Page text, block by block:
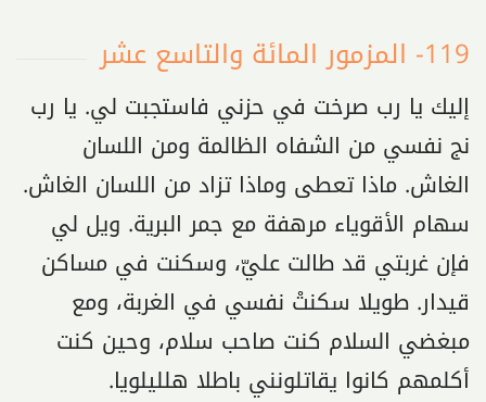
119- المزمور المائة والتاسع عشر
إليك يا رب صرخت في حزني فاستجبت لي. يا رب
نج نفسي من الشفاه الظالمة ومن اللسان
الغاش. ماذا تعطى وماذا تزاد من اللسان الغاش.
سهام الأقوياء مرهفة مع جمر البرية. ويل لي
فإن غربتي قد طالت عليّ، وسكنت في مساكن
قيدار. طويلا سكنتْ نفسي في الغربة، ومع
مبغضي السلام كنت صاحب سلام، وحين كنت
أكلمهم كانوا يقاتلونني باطلا هلليلويا.